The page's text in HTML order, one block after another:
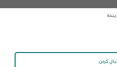
کردن